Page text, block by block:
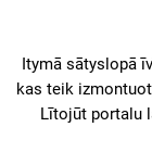
Itymā sātyslopā
kas teik
Lītojūt portalu